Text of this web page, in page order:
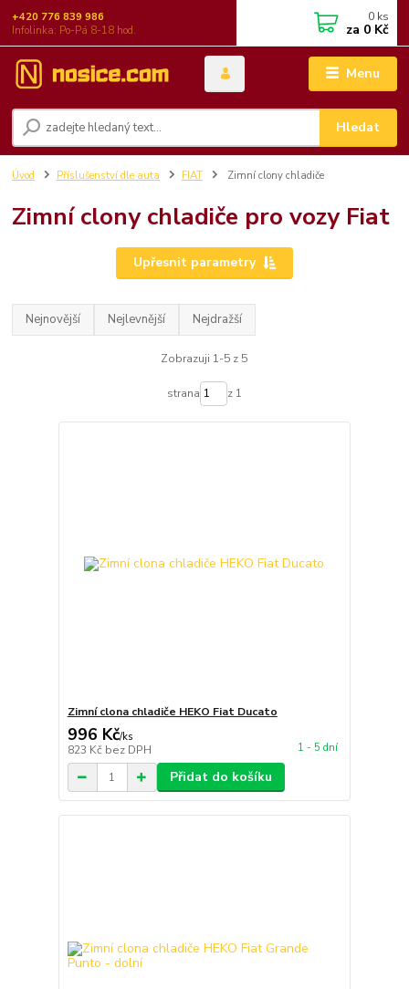
Menu
Hledat
+420 776 839 986
Infolinka: Po-Pá 8-18 hod.
0 ks
za 0 Kč
Úvod Příslušenství dle auta FIAT Zimní clony chladiče
Zimní clony chladiče pro vozy Fiat
Upřesnit parametry
Nejnovější Nejlevnější Nejdražší
Zobrazuji 1-5 z 5
strana z 1
Zimní clona chladiče HEKO Fiat Ducato
996 Kč/ks
823 Kč bez DPH 1 - 5 dní
Přidat do košíku